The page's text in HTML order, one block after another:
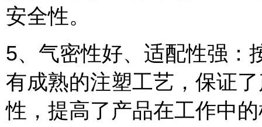
安全性。
5、气密性好、适配性强：
有成熟的注塑工艺，保证
性，提高了产品在工作中